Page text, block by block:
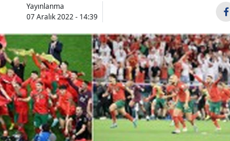
Bitlis
Bolu
Burdur
Bursa
Yayınlanma
07 Aralık 2022 - 14:39